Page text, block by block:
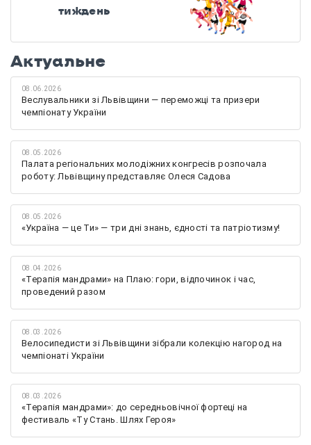
тиждень
Актуальне
08.06.2026
Веслувальники зі Львівщини — переможці та призери
чемпіонату України
08.05.2026
Палата регіональних молодіжних конгресів розпочала
роботу: Львівщину представляє Олеся Садова
08.05.2026
«Україна — це Ти» — три дні знань, єдності та патріотизму!
08.04.2026
«Терапія мандрами» на Плаю: гори, відпочинок і час,
проведений разом
08.03.2026
Велосипедисти зі Львівщини зібрали колекцію нагород на
чемпіонаті України
08.03.2026
«Терапія мандрами»: до середньовічної фортеці на
фестиваль «Ту Стань. Шлях Героя»